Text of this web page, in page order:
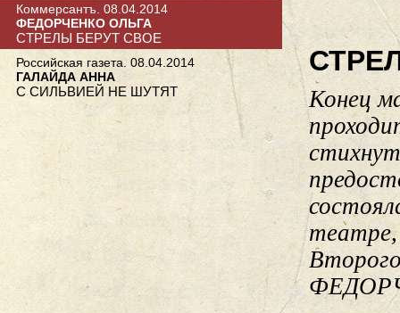
Конец
Коммерсантъ. 08.04.2014
ФЕДОРЧЕНКО ОЛЬГА
СТРЕЛЫ БЕРУТ СВОЕ
Российская газета. 08.04.2014
ГАЛАЙДА АННА
С СИЛЬВИЕЙ НЕ ШУТЯТ